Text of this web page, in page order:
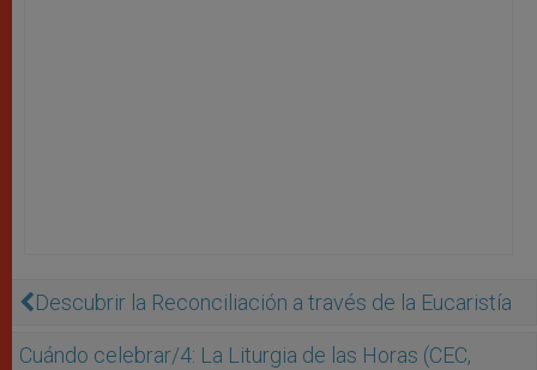
Descubrir la Reconciliación a través de la Eucaristía
Cuándo celebrar/4: La Liturgia de las Horas (CEC,